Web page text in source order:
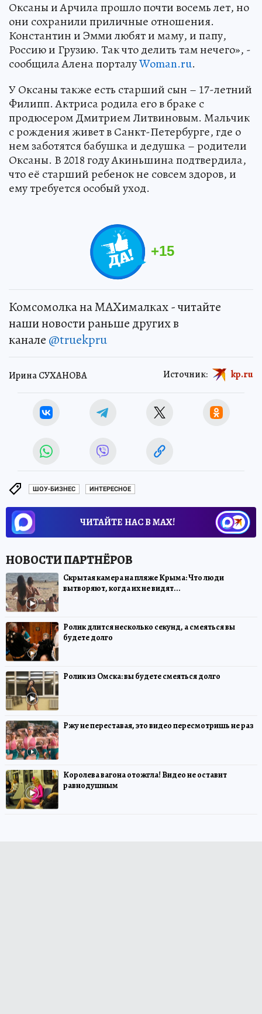
Оксаны и Арчила прошло почти восемь лет, но
они сохранили приличные отношения.
Константин и Эмми любят и маму, и папу,
Россию и Грузию. Так что делить там нечего», -
сообщила Алена порталуWoman.ru.
У Оксаны также есть старший сын – 17-летний
Филипп. Актриса родила его в браке с
продюсером Дмитрием Литвиновым. Мальчик
с рождения живет в Санкт-Петербурге, где о
нем заботятся бабушка и дедушка – родители
Оксаны. В 2018 году Акиньшина подтвердила,
что её старший ребенок не совсем здоров, и
ему требуется особый уход.
+15
Комсомолка на MAXималках - читайте
наши новости раньше других в
канале @truekpru
Ирина СУХАНОВА Источник: kp.ru
ШОУ-БИЗНЕС ИНТЕРЕСНОЕ
ЧИТАЙТЕ НАС В МАХ!
Скрытая камера на пляже Крыма: Что люди
вытворяют, когда их не видят...
Ролик длится несколько секунд, а смеяться вы
будете долго
Ролик из Омска: вы будете смеяться долго
Ржу не переставая, это видео пересмотришь не раз
Королева вагона отожгла! Видео не оставит
равнодушным